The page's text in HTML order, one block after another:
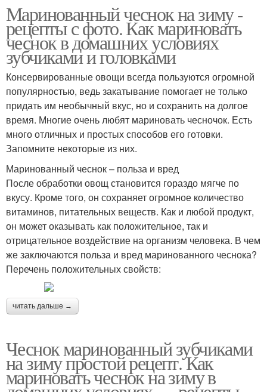
Маринованный чеснок на зиму -
рецепты с фото. Как мариновать
чеснок в домашних условиях
зубчиками и головками
Консервированные овощи всегда пользуются огромной
популярностью, ведь закатывание помогает не только
придать им необычный вкус, но и сохранить на долгое
время. Многие очень любят мариновать чесночок. Есть
много отличных и простых способов его готовки.
Запомните некоторые из них.
Маринованный чеснок – польза и вред
После обработки овощ становится гораздо мягче по
вкусу. Кроме того, он сохраняет огромное количество
витаминов, питательных веществ. Как и любой продукт,
он может оказывать как положительное, так и
отрицательное воздействие на организм человека. В чем
же заключаются польза и вред маринованного чеснока?
Перечень положительных свойств:
читать дальше →
Чеснок маринованный зубчиками
на зиму простой рецепт. Как
мариновать чеснок на зиму в